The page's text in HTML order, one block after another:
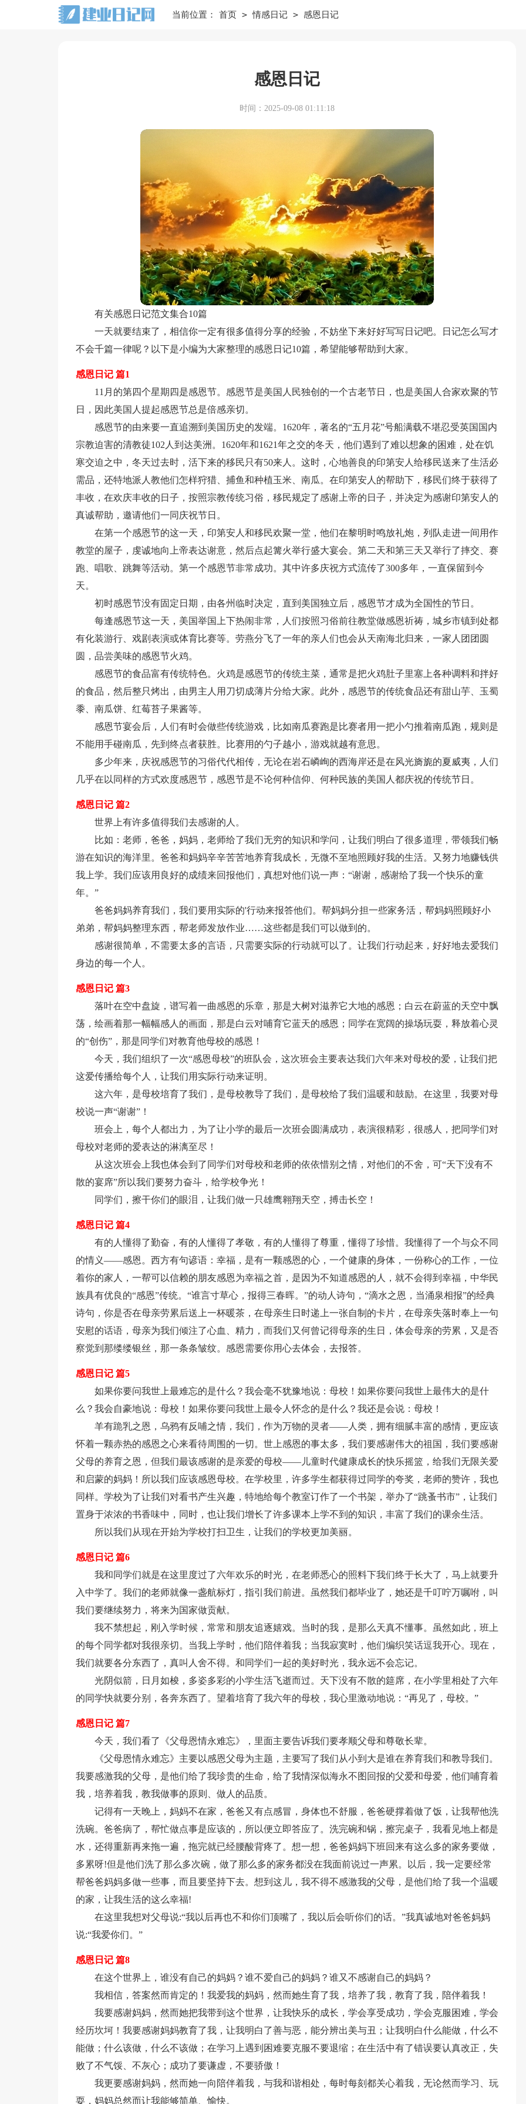
当前位置： 首页 > 情感日记 > 感恩日记
感恩日记
时间：2025-09-08 01:11:18
有关感恩日记范文集合10篇
一天就要结束了，相信你一定有很多值得分享的经验，不妨坐下来好好写写日记吧。日记怎么写才
不会千篇一律呢？以下是小编为大家整理的感恩日记10篇，希望能够帮助到大家。
感恩日记 篇1
11月的第四个星期四是感恩节。感恩节是美国人民独创的一个古老节日，也是美国人合家欢聚的节
日，因此美国人提起感恩节总是倍感亲切。
感恩节的由来要一直追溯到美国历史的发端。1620年，著名的“五月花”号船满载不堪忍受英国国内
宗教迫害的清教徒102人到达美洲。1620年和1621年之交的冬天，他们遇到了难以想象的困难，处在饥
寒交迫之中，冬天过去时，活下来的移民只有50来人。这时，心地善良的印第安人给移民送来了生活必
需品，还特地派人教他们怎样狩猎、捕鱼和种植玉米、南瓜。在印第安人的帮助下，移民们终于获得了
丰收，在欢庆丰收的日子，按照宗教传统习俗，移民规定了感谢上帝的日子，并决定为感谢印第安人的
真诚帮助，邀请他们一同庆祝节日。
在第一个感恩节的这一天，印第安人和移民欢聚一堂，他们在黎明时鸣放礼炮，列队走进一间用作
教堂的屋子，虔诚地向上帝表达谢意，然后点起篝火举行盛大宴会。第二天和第三天又举行了摔交、赛
跑、唱歌、跳舞等活动。第一个感恩节非常成功。其中许多庆祝方式流传了300多年，一直保留到今
天。
初时感恩节没有固定日期，由各州临时决定，直到美国独立后，感恩节才成为全国性的节日。
每逢感恩节这一天，美国举国上下热闹非常，人们按照习俗前往教堂做感恩祈祷，城乡市镇到处都
有化装游行、戏剧表演或体育比赛等。劳燕分飞了一年的亲人们也会从天南海北归来，一家人团团圆
圆，品尝美味的感恩节火鸡。
感恩节的食品富有传统特色。火鸡是感恩节的传统主菜，通常是把火鸡肚子里塞上各种调料和拌好
的食品，然后整只烤出，由男主人用刀切成薄片分给大家。此外，感恩节的传统食品还有甜山芋、玉蜀
黍、南瓜饼、红莓苔子果酱等。
感恩节宴会后，人们有时会做些传统游戏，比如南瓜赛跑是比赛者用一把小勺推着南瓜跑，规则是
不能用手碰南瓜，先到终点者获胜。比赛用的勺子越小，游戏就越有意思。
多少年来，庆祝感恩节的习俗代代相传，无论在岩石嶙峋的西海岸还是在风光旖旎的夏威夷，人们
几乎在以同样的方式欢度感恩节，感恩节是不论何种信仰、何种民族的美国人都庆祝的传统节日。
感恩日记 篇2
世界上有许多值得我们去感谢的人。
比如：老师，爸爸，妈妈，老师给了我们无穷的知识和学问，让我们明白了很多道理，带领我们畅
游在知识的海洋里。爸爸和妈妈辛辛苦苦地养育我成长，无微不至地照顾好我的生活。又努力地赚钱供
我上学。我们应该用良好的成绩来回报他们，真想对他们说一声：“谢谢，感谢给了我一个快乐的童
年。”
爸爸妈妈养育我们，我们要用实际的'行动来报答他们。帮妈妈分担一些家务活，帮妈妈照顾好小
弟弟，帮妈妈整理东西，帮老师发放作业……这些都是我们可以做到的。
感谢很简单，不需要太多的言语，只需要实际的行动就可以了。让我们行动起来，好好地去爱我们
身边的每一个人。
感恩日记 篇3
落叶在空中盘旋，谱写着一曲感恩的乐章，那是大树对滋养它大地的感恩；白云在蔚蓝的天空中飘
荡，绘画着那一幅幅感人的画面，那是白云对哺育它蓝天的感恩；同学在宽阔的操场玩耍，释放着心灵
的“创伤”，那是同学们对教育他母校的感恩！
今天，我们组织了一次“感恩母校”的班队会，这次班会主要表达我们六年来对母校的爱，让我们把
这爱传播给每个人，让我们用实际行动来证明。
这六年，是母校培育了我们，是母校教导了我们，是母校给了我们温暖和鼓励。在这里，我要对母
校说一声“谢谢”！
班会上，每个人都出力，为了让小学的最后一次班会圆满成功，表演很精彩，很感人，把同学们对
母校对老师的爱表达的淋漓至尽！
从这次班会上我也体会到了同学们对母校和老师的依依惜别之情，对他们的不舍，可“天下没有不
散的宴席”所以我们要努力奋斗，给学校争光！
同学们，擦干你们的眼泪，让我们做一只雄鹰翱翔天空，搏击长空！
感恩日记 篇4
有的人懂得了勤奋，有的人懂得了孝敬，有的人懂得了尊重，懂得了珍惜。我懂得了一个与众不同
的情义——感恩。西方有句谚语：幸福，是有一颗感恩的心，一个健康的身体，一份称心的工作，一位
着你的家人，一帮可以信赖的朋友感恩为幸福之首，是因为不知道感恩的人，就不会得到幸福，中华民
族具有优良的“感恩”传统。“谁言寸草心，报得三春晖。”的动人诗句，“滴水之恩，当涌泉相报”的经典
诗句，你是否在母亲劳累后送上一杯暖茶，在母亲生日时递上一张自制的卡片，在母亲失落时奉上一句
安慰的话语，母亲为我们倾注了心血、精力，而我们又何曾记得母亲的生日，体会母亲的劳累，又是否
察觉到那缕缕银丝，那一条条皱纹。感恩需要你用心去体会，去报答。
感恩日记 篇5
如果你要问我世上最难忘的是什么？我会毫不犹豫地说：母校！如果你要问我世上最伟大的是什
么？我会自豪地说：母校！如果你要问我世上最令人怀念的是什么？我还是会说：母校！
羊有跪乳之恩，乌鸦有反哺之情，我们，作为万物的灵者——人类，拥有细腻丰富的感情，更应该
怀着一颗赤热的感恩之心来看待周围的一切。世上感恩的事太多，我们要感谢伟大的祖国，我们要感谢
父母的养育之恩，但我们最该感谢的是亲爱的母校——儿童时代健康成长的快乐摇篮，给我们无限关爱
和启蒙的妈妈！所以我们应该感恩母校。在学校里，许多学生都获得过同学的夸奖，老师的赞许，我也
同样。学校为了让我们对看书产生兴趣，特地给每个教室订作了一个书架，举办了“跳蚤书市”，让我们
置身于浓浓的书香味中，同时，也让我们增长了许多课本上学不到的知识，丰富了我们的课余生活。
所以我们从现在开始为学校打扫卫生，让我们的学校更加美丽。
感恩日记 篇6
我和同学们就是在这里度过了六年欢乐的时光，在老师悉心的照料下我们终于长大了，马上就要升
入中学了。我们的老师就像一盏航标灯，指引我们前进。虽然我们都毕业了，她还是千叮咛万嘱咐，叫
我们要继续努力，将来为国家做贡献。
我不禁想起，刚入学时候，常常和朋友追逐嬉戏。当时的我，是那么天真不懂事。虽然如此，班上
的每个同学都对我很亲切。当我上学时，他们陪伴着我；当我寂寞时，他们编织笑话逗我开心。现在，
我们就要各分东西了，真叫人舍不得。和同学们一起的美好时光，我永远不会忘记。
光阴似箭，日月如梭，多姿多彩的小学生活飞逝而过。天下没有不散的筵席，在小学里相处了六年
的同学快就要分别，各奔东西了。望着培育了我六年的母校，我心里激动地说：“再见了，母校。”
感恩日记 篇7
今天，我们看了《父母恩情永难忘》，里面主要告诉我们要孝顺父母和尊敬长辈。
《父母恩情永难忘》主要以感恩父母为主题，主要写了我们从小到大是谁在养育我们和教导我们。
我要感激我的父母，是他们给了我珍贵的生命，给了我情深似海永不图回报的父爱和母爱，他们哺育着
我，培养着我，教我做事的原则、做人的品质。
记得有一天晚上，妈妈不在家，爸爸又有点感冒，身体也不舒服，爸爸硬撑着做了饭，让我帮他洗
洗碗。爸爸病了，帮忙做点事是应该的，所以便立即答应了。洗完碗和锅，擦完桌子，我看见地上都是
水，还得重新再来拖一遍，拖完就已经腰酸背疼了。想一想，爸爸妈妈下班回来有这么多的家务要做，
多累呀!但是他们洗了那么多次碗，做了那么多的家务都没在我面前说过一声累。以后，我一定要经常
帮爸爸妈妈多做一些事，而且要坚持下去。想到这儿，我不得不感激我的父母，是他们给了我一个温暖
的家，让我生活的这么幸福!
在这里我想对父母说:“我以后再也不和你们顶嘴了，我以后会听你们的话。”我真诚地对爸爸妈妈
说:“我爱你们。”
感恩日记 篇8
在这个世界上，谁没有自己的妈妈？谁不爱自己的妈妈？谁又不感谢自己的妈妈？
我相信，答案然而肯定的！我爱我的妈妈，然而她生育了我，培养了我，教育了我，陪伴着我！
我要感谢妈妈，然而她把我带到这个世界，让我快乐的成长，学会享受成功，学会克服困难，学会
经历坎坷！我要感谢妈妈教育了我，让我明白了善与恶，能分辨出美与丑；让我明白什么能做，什么不
能做；什么该做，什么不该做；在学习上遇到困难要克服不要退缩；在生活中有了错误要认真改正，失
败了不气馁、不灰心；成功了要谦虚，不要骄傲！
我更要感谢妈妈，然而她一向陪伴着我，与我和谐相处，每时每刻都关心着我，无论然而学习、玩
耍，妈妈总然而让我能够简单、愉快。